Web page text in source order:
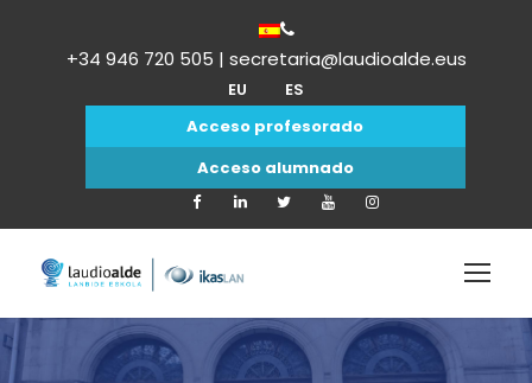
+34 946 720 505 | secretaria@laudioalde.eus
EU
ES
Acceso profesorado
Acceso alumnado